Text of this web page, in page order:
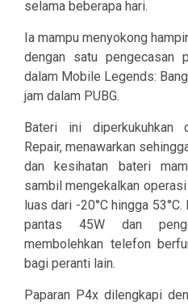
selama beberapa hari.
Ia mampu menyokong
dengan satu pengecasan
dalam Mobile Legends:
jam dalam PUBG.
Bateri ini diperkukuhkan
Repair, menawarkan
dan kesihatan bateri
sambil mengekalkan
luas dari -20°C hingga
pantas 45W dan
membolehkan telefon
bagi peranti lain.
Paparan P4x dilengkapi